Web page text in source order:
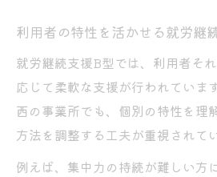
利用者の特性を活かせる就労継
就労継続支援B型では、利用者そ
応じて柔軟な支援が行われていま
西の事業所でも、個別の特性を理
方法を調整する工夫が重視されて
例えば、集中力の持続が難しい方